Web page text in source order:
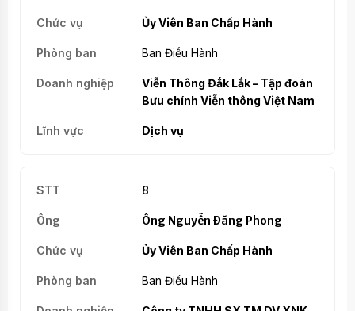
Ủy Viên Ban Chấp Hành
Ban Điều Hành
Viễn Thông Đắk Lắk – Tập đoàn
Bưu chính Viễn thông Việt Nam
Dịch vụ
8
Ông Nguyễn Đăng Phong
Ủy Viên Ban Chấp Hành
Ban Điều Hành